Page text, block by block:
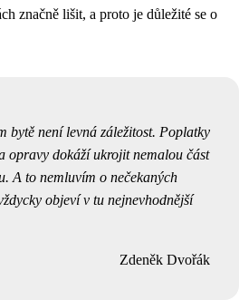
značně lišit, a proto je důležité se o
bytě není levná záležitost. Poplatky
opravy dokáží ukrojit nemalou část
A to nemluvím o nečekaných
objeví v tu nejnevhodnější
Zdeněk Dvořák